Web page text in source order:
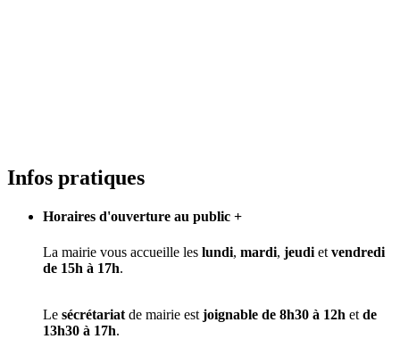
Infos pratiques
Horaires d'ouverture au public +
La mairie vous accueille les lundi, mardi, jeudi et vendredi
de 15h à 17h.
Le sécrétariat de mairie est joignable de 8h30 à 12h et de
13h30 à 17h.